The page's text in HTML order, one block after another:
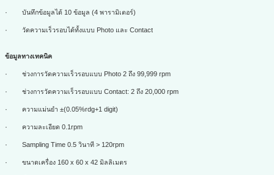
· บันทึกข้อมูลได้ 10 ข้อมูล (4 พารามิเตอร์)
· วัดความเร็วรอบได้ทั้งแบบ Photo และ Contact
ข้อมูลทางเทคนิค
· ช่วงการวัดความเร็วรอบแบบ Photo 2 ถึง 99 999 rpm
· ช่วงการวัดความเร็วรอบแบบ Contact: 2 ถึง 20 000 rpm
· ความแม่นยำ ±(0.05%rdg+1 digit)
· ความละเอียด 0.1rpm
· Sampling Time 0.5 วินาที > 120rpm
· ขนาดเครื่อง 160 x 60 x 42 มิลลิเมตร